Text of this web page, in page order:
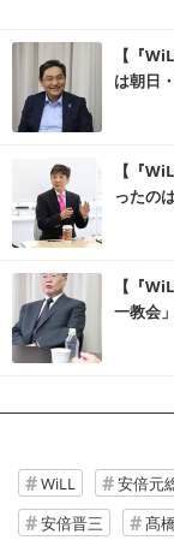
【『
は朝日
【『
ったの
【『
一教会
WiLL 安倍元
安倍晋三
髙